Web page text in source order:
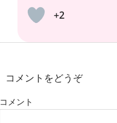
+2
コメントをどうぞ
コメント